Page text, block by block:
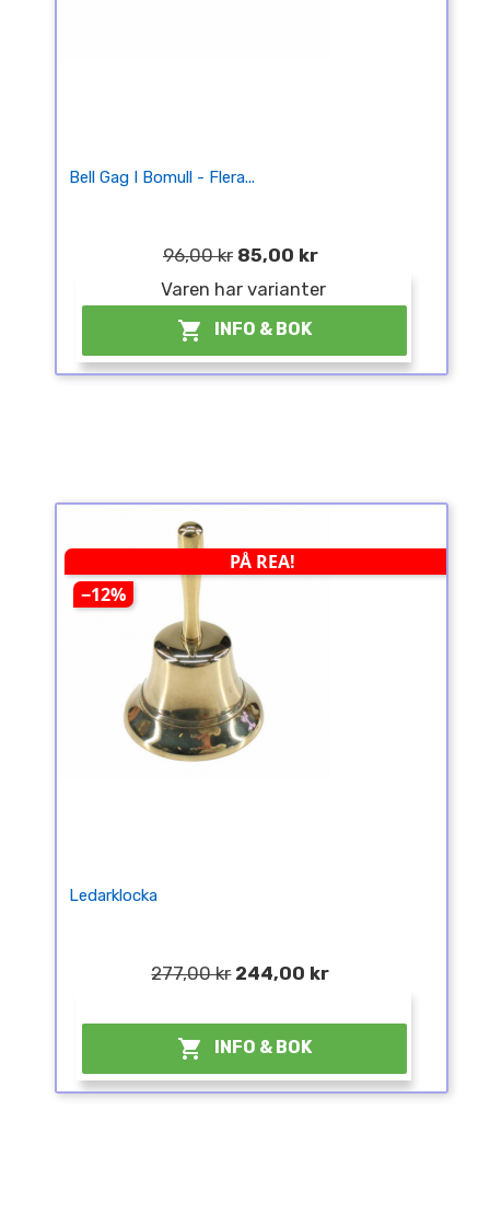
Bell Gag I Bomull - Flera...
96,00 kr 85,00 kr
Varen har varianter
 INFO & BOK
PÅ REA!
−12%
Ledarklocka
277,00 kr 244,00 kr
 INFO & BOK